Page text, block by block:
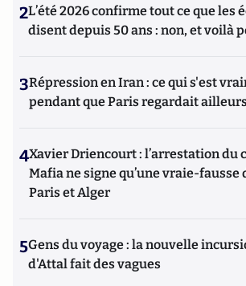
2L’été 2026 confirme tout ce que les
disent depuis 50 ans : non, et voilà
3Répression en Iran : ce qui s'est
pendant que Paris regardait ailleurs
4Xavier Driencourt : l’arrestation du
Mafia ne signe qu’une vraie-
Paris et Alger
5Gens du voyage : la nouvelle
d'Attal fait des vagues